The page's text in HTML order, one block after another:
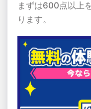
まずは600点以上
ります。